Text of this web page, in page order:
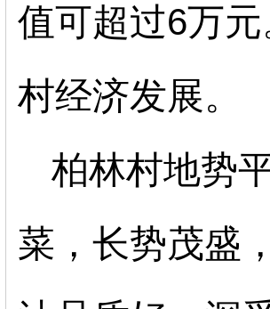
值可超过6万
村经济发展。
柏林村地势
菜，长势茂盛